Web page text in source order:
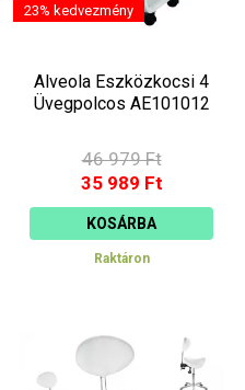
23% kedvezmény
Alveola Eszközkocsi 4
Üvegpolcos AE101012
46 979 Ft
35 989 Ft
KOSÁRBA
Raktáron